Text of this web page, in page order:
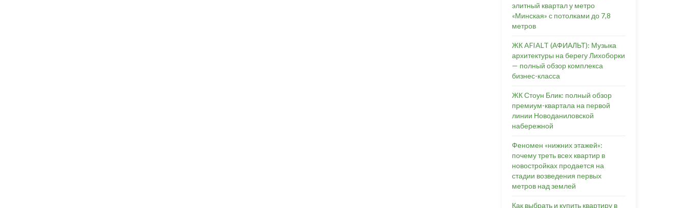
элитный квартал у метро
«Минская» с потолками до 7,8
метров
ЖК AFIALT (АФИАЛЬТ): Музыка
архитектуры на берегу Лихоборки
— полный обзор комплекса
бизнес-класса
ЖК Стоун Блик: полный обзор
премиум-квартала на первой
линии Новоданиловской
набережной
Феномен «нижних этажей»:
почему треть всех квартир в
новостройках продается на
стадии возведения первых
метров над землей
Как выбрать и купить квартиру в